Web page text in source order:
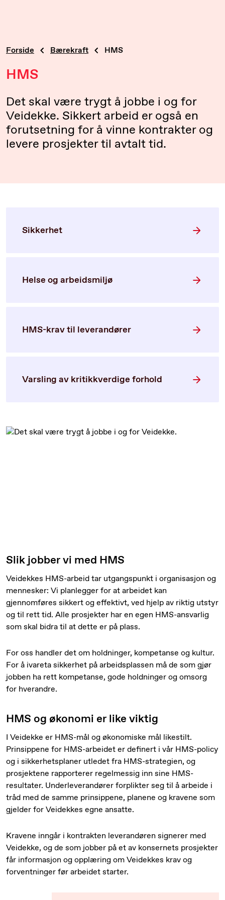
Forside Bærekraft HMS
HMS
Det skal være trygt å jobbe i og for
Veidekke. Sikkert arbeid er også en
forutsetning for å vinne kontrakter og
levere prosjekter til avtalt tid.
Sikkerhet
Helse og arbeidsmiljø
HMS-krav til leverandører
Varsling av kritikkverdige forhold
Slik jobber vi med HMS
Veidekkes HMS-arbeid tar utgangspunkt i organisasjon og
mennesker: Vi planlegger for at arbeidet kan
gjennomføres sikkert og effektivt, ved hjelp av riktig utstyr
og til rett tid. Alle prosjekter har en egen HMS-ansvarlig
som skal bidra til at dette er på plass.
For oss handler det om holdninger, kompetanse og kultur.
For å ivareta sikkerhet på arbeidsplassen må de som gjør
jobben ha rett kompetanse, gode holdninger og omsorg
for hverandre.
HMS og økonomi er like viktig
I Veidekke er HMS-mål og økonomiske mål likestilt.
Prinsippene for HMS-arbeidet er definert i vår HMS-policy
og i sikkerhetsplaner utledet fra HMS-strategien, og
prosjektene rapporterer regelmessig inn sine HMS-
resultater. Underleverandører forplikter seg til å arbeide i
tråd med de samme prinsippene, planene og kravene som
gjelder for Veidekkes egne ansatte.
Kravene inngår i kontrakten leverandøren signerer med
Veidekke, og de som jobber på et av konsernets prosjekter
får informasjon og opplæring om Veidekkes krav og
forventninger før arbeidet starter.